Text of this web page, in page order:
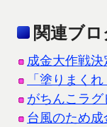
関連ブ
成金大作戦
「塗りまく
がちんこラ
台風のため